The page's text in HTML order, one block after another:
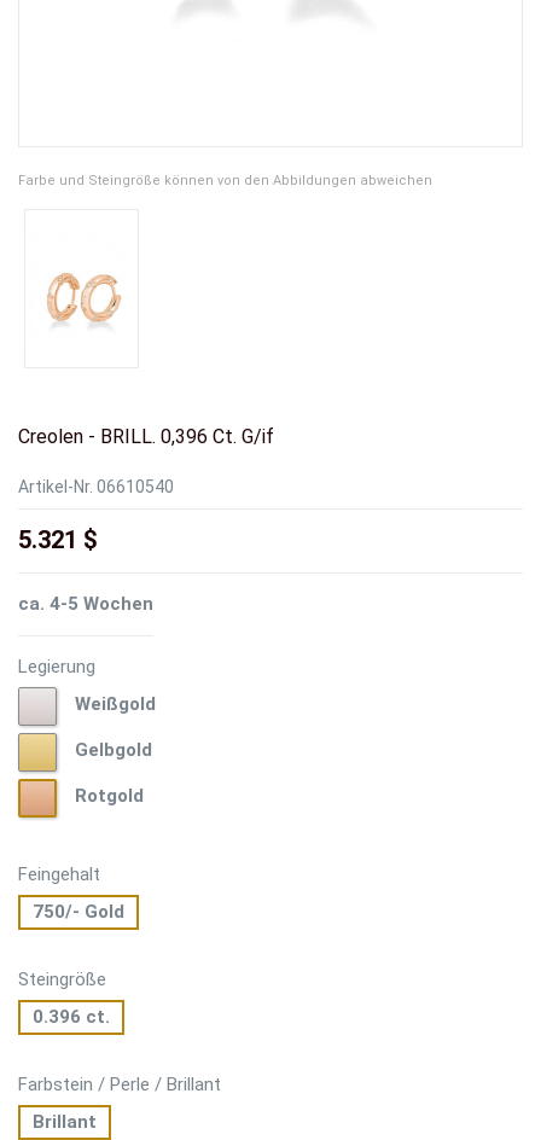
Farbe und Steingröße können von den Abbildungen abweichen
Creolen - BRILL. 0,396 Ct. G/if
Artikel-Nr. 06610540
5.321 $
ca. 4-5 Wochen
Legierung
WeißgoldWeißgold
GelbgoldGelbgold
RotgoldRotgold
Feingehalt
750/- Gold
Steingröße
0.396 ct.
Farbstein / Perle / Brillant
Brillant